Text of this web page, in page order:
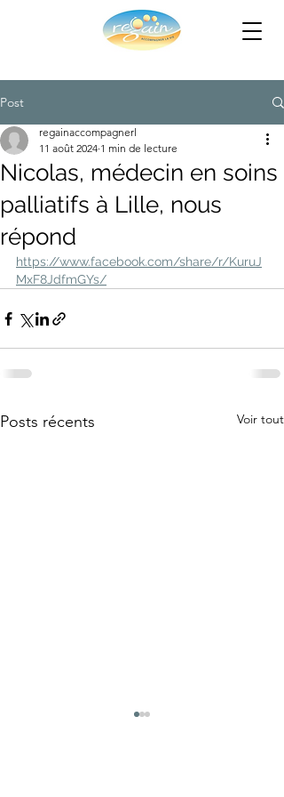
Post
Nicolas, médecin en soins
palliatifs à Lille, nous
répond
regainaccompagnerl
11 août 2024 1 min de lecture
https://www.facebook.com/share/r/KuruJ
MxF8JdfmGYs/
Posts récents Voir tout